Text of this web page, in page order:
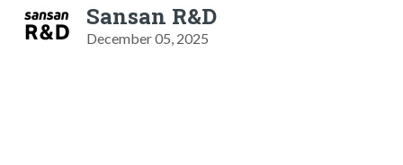
Sansan R&D
December 05, 2025